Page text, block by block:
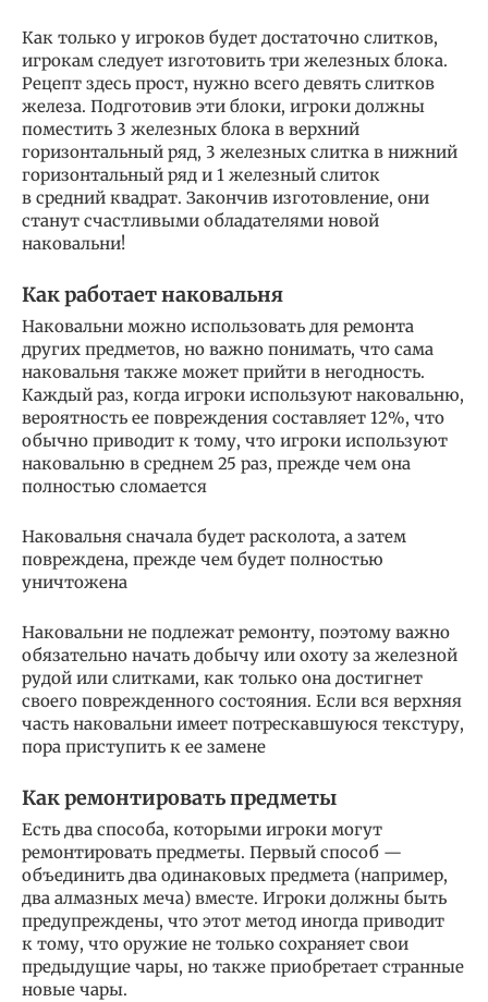
Как только у игроков будет достаточно слитков,
игрокам следует изготовить три железных блока.
Рецепт здесь прост, нужно всего девять слитков
железа. Подготовив эти блоки, игроки должны
поместить 3 железных блока в верхний
горизонтальный ряд, 3 железных слитка в нижний
горизонтальный ряд и 1 железный слиток
в средний квадрат. Закончив изготовление, они
станут счастливыми обладателями новой
наковальни!
Как работает наковальня
Наковальни можно использовать для ремонта
других предметов, но важно понимать, что сама
наковальня также может прийти в негодность.
Каждый раз, когда игроки используют наковальню,
вероятность ее повреждения составляет 12%, что
обычно приводит к тому, что игроки используют
наковальню в среднем 25 раз, прежде чем она
полностью сломается
Наковальня сначала будет расколота, а затем
повреждена, прежде чем будет полностью
уничтожена
Наковальни не подлежат ремонту, поэтому важно
обязательно начать добычу или охоту за железной
рудой или слитками, как только она достигнет
своего поврежденного состояния. Если вся верхняя
часть наковальни имеет потрескавшуюся текстуру,
пора приступить к ее замене
Как ремонтировать предметы
Есть два способа, которыми игроки могут
ремонтировать предметы. Первый способ —
объединить два одинаковых предмета (например,
два алмазных меча) вместе. Игроки должны быть
предупреждены, что этот метод иногда приводит
к тому, что оружие не только сохраняет свои
предыдущие чары, но также приобретает странные
новые чары.